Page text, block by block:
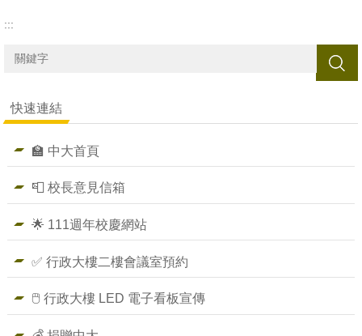
:::
搜尋
快速連結
🏫 中大首頁
📮 校長意見信箱
🌟 111週年校慶網站
✅ 行政大樓二樓會議室預約
🖱️ 行政大樓 LED 電子看板宣傳